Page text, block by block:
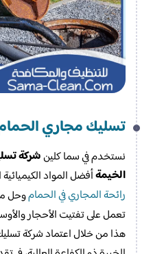
تسليك مجاري
نستخدم في سما كلينشركة
الخيمةأفضل المواد
رائحة المجاري في الحماموحل
تعمل على تفتيت الأحجار
هذا من خلال اعتماد شركة